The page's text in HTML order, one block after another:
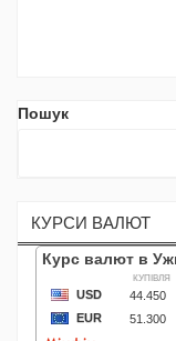
Пошук
КУРСИ ВАЛЮТ